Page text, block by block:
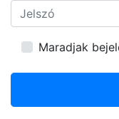
Password
Maradjak